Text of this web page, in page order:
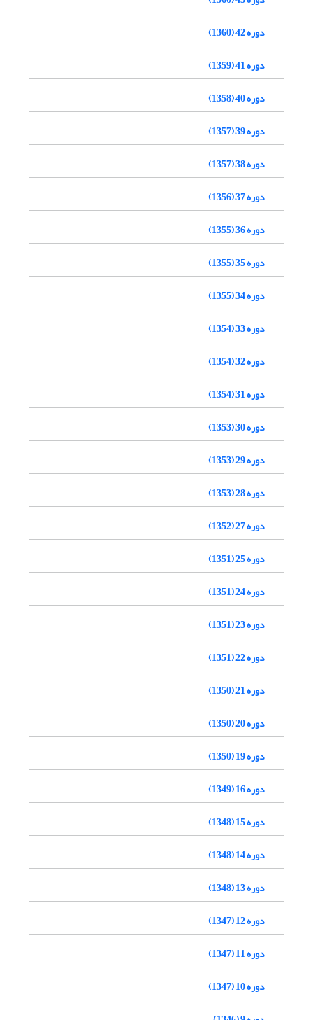
دوره 42 (1360)
دوره 41 (1359)
دوره 40 (1358)
دوره 39 (1357)
دوره 38 (1357)
دوره 37 (1356)
دوره 36 (1355)
دوره 35 (1355)
دوره 34 (1355)
دوره 33 (1354)
دوره 32 (1354)
دوره 31 (1354)
دوره 30 (1353)
دوره 29 (1353)
دوره 28 (1353)
دوره 27 (1352)
دوره 25 (1351)
دوره 24 (1351)
دوره 23 (1351)
دوره 22 (1351)
دوره 21 (1350)
دوره 20 (1350)
دوره 19 (1350)
دوره 16 (1349)
دوره 15 (1348)
دوره 14 (1348)
دوره 13 (1348)
دوره 12 (1347)
دوره 11 (1347)
دوره 10 (1347)